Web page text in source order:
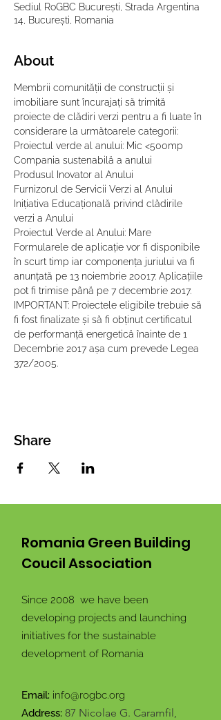
Sediul RoGBC București, Strada Argentina
14, București, Romania
About
Membrii comunității de construcții și
imobiliare sunt încurajați să trimită
proiecte de clădiri verzi pentru a fi luate în
considerare la următoarele categorii:
Proiectul verde al anului: Mic <500mp
Compania sustenabilă a anului
Produsul Inovator al Anului
Furnizorul de Servicii Verzi al Anului
Inițiativa Educațională privind clădirile
verzi a Anului
Proiectul Verde al Anului: Mare
Formularele de aplicație vor fi disponibile
în scurt timp iar componența juriului va fi
anunțată pe 13 noiembrie 20017. Aplicațiile
pot fi trimise până pe 7 decembrie 2017.
IMPORTANT: Proiectele eligibile trebuie să
fi fost finalizate și să fi obținut certificatul
de performanță energetică înainte de 1
Decembrie 2017 așa cum prevede Legea
372/2005.
Share
Romania Green Building
Coucil Association
Since 2008 we have been
developing projects and launching
initiatives for the sustainable
development of Romania
Email: info@rogbc.org
Address: 87 Nicolae G. Caramfil,